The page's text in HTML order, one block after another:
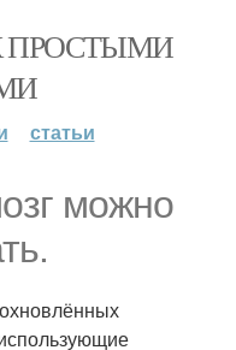
ПРОСТЫМИ
статьи
можно